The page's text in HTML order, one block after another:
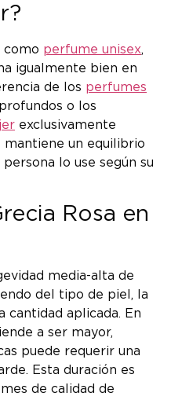
como perfume unisex,
igualmente bien en
de los perfumes
o los
exclusivamente
mantiene un equilibrio
lo use según su
Rosa en
media-alta de
del tipo de piel, la
aplicada. En
a ser mayor,
puede requerir una
Esta duración es
de calidad de